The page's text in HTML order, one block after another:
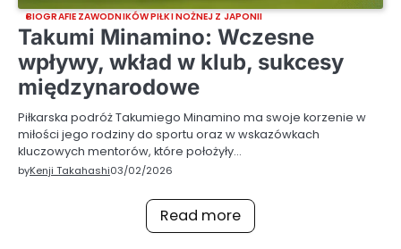
BIOGRAFIE ZAWODNIKÓW PIŁKI NOŻNEJ Z JAPONII
Takumi Minamino: Wczesne
wpływy, wkład w klub, sukcesy
międzynarodowe
Piłkarska podróż Takumiego Minamino ma swoje korzenie w
miłości jego rodziny do sportu oraz w wskazówkach
kluczowych mentorów, które położyły…
byKenji Takahashi03/02/2026
Read more